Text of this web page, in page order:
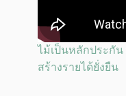
ไม้เป็นหลักประกั
สร้างรายได้ยั่งยืน